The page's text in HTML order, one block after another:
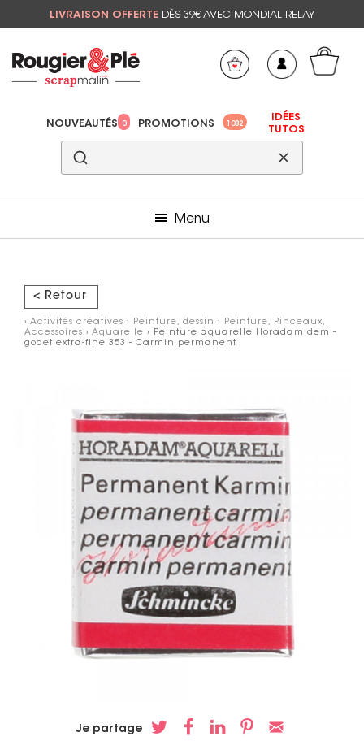
LIVRAISON OFFERTE DÈS 39€ AVEC MONDIAL RELAY
NOUVEAUTÉS 0 PROMOTIONS 1082
IDÉES
TUTOS
Menu
< Retour
› Activités créatives › Peinture, dessin › Peinture, Pinceaux,
Accessoires › Aquarelle › Peinture aquarelle Horadam demi-
godet extra-fine 353 - Carmin permanent
Je partage